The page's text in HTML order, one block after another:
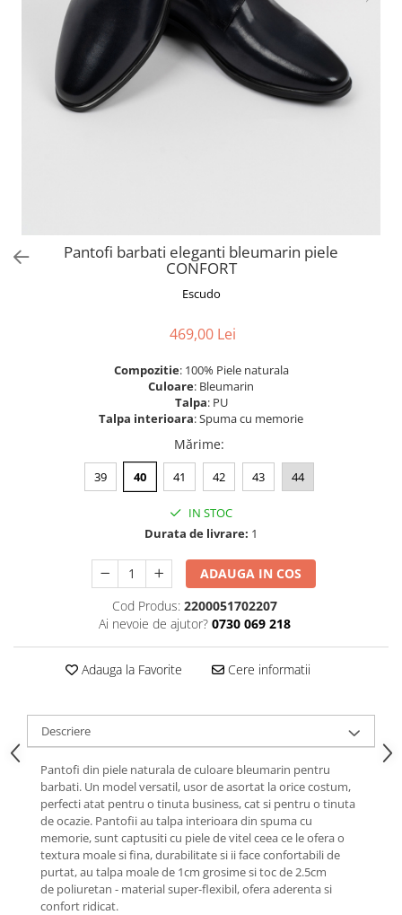
Pantofi barbati eleganti bleumarin piele
CONFORT
Escudo
469,00 Lei
Compozitie: 100% Piele naturala
Culoare: Bleumarin
Talpa: PU
Talpa interioara: Spuma cu memorie
Mărime:
39 40 41 42 43 44
IN STOC
Durata de livrare: 1
ADAUGA IN COS
Cod Produs: 2200051702207
Ai nevoie de ajutor? 0730 069 218
Adauga la Favorite Cere informatii
Descriere
Pantofi din piele naturala de culoare bleumarin pentru
barbati. Un model versatil, usor de asortat la orice costum,
perfecti atat pentru o tinuta business, cat si pentru o tinuta
de ocazie. Pantofii au talpa interioara din spuma cu
memorie, sunt captusiti cu piele de vitel ceea ce le ofera o
textura moale si fina, durabilitate si ii face confortabili de
purtat, au talpa moale de 1cm grosime si toc de 2.5cm
de poliuretan - material super-flexibil, ofera aderenta si
confort ridicat.